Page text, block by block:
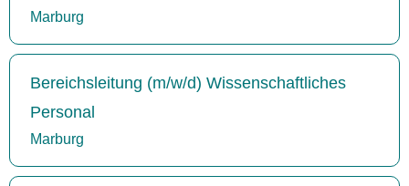
Marburg
Bereichsleitung (m/w/d) Wissenschaftliches
Personal
Marburg